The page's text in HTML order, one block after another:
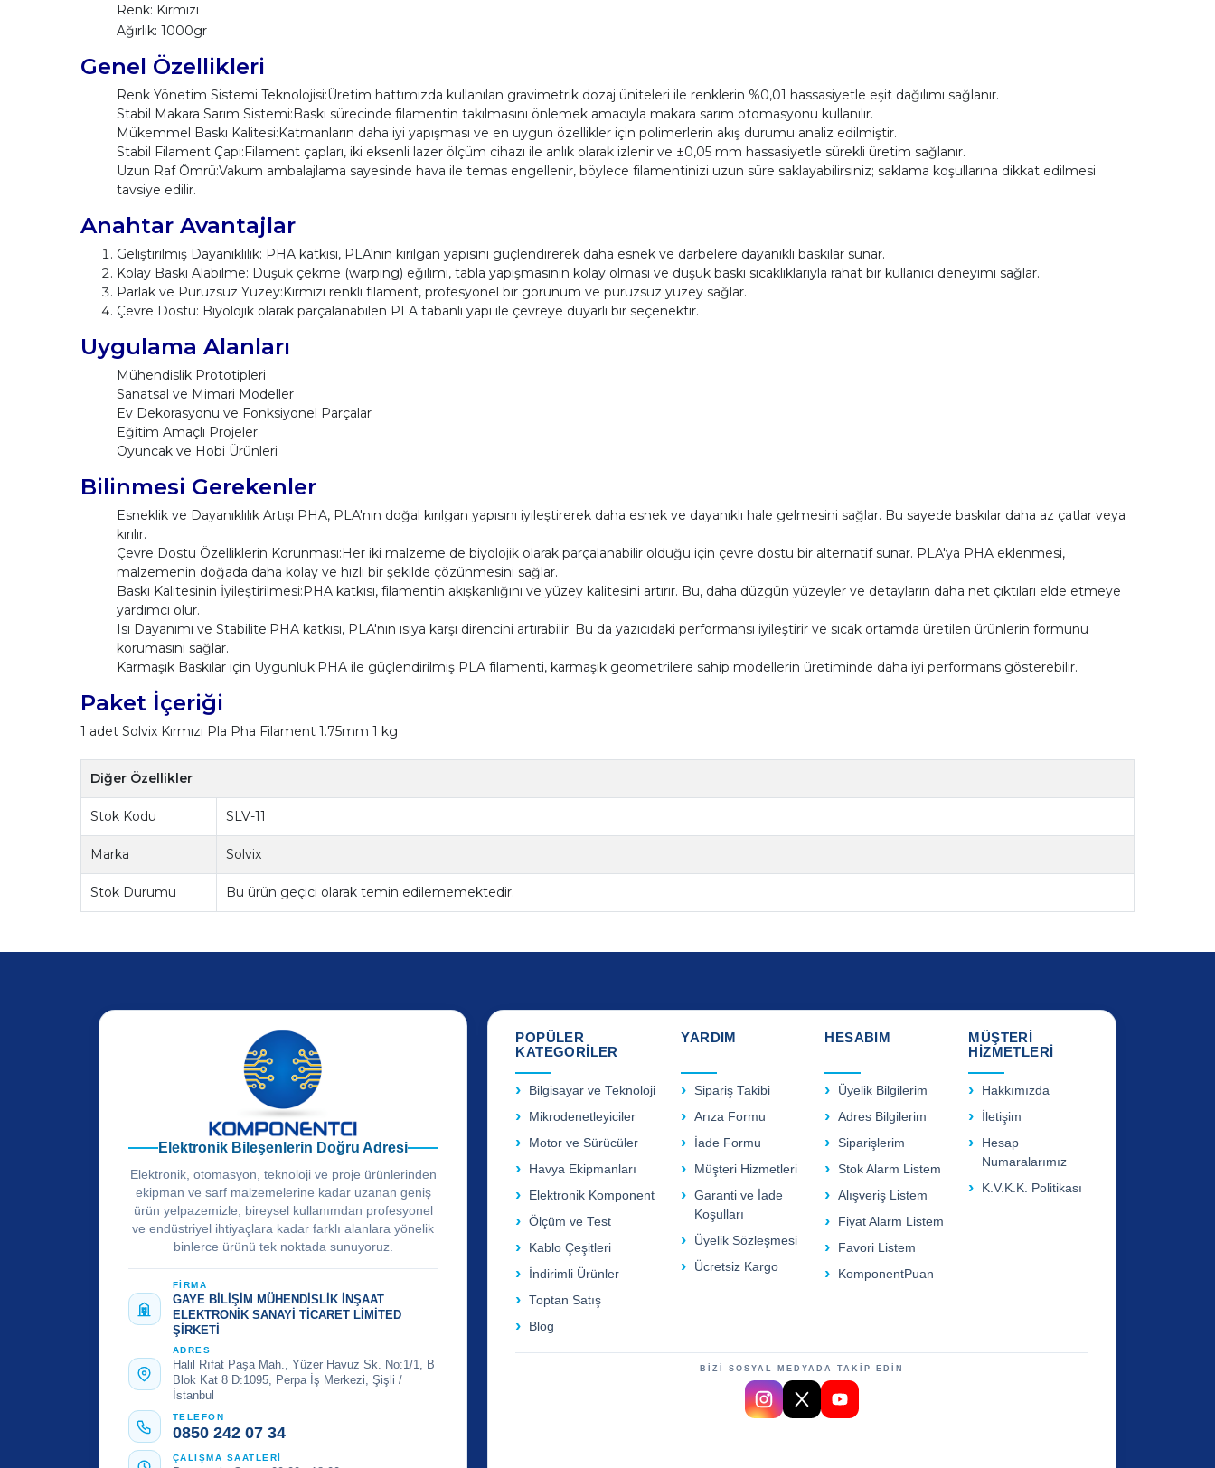
Renk: Kırmızı
Ağırlık: 1000gr
Genel Özellikleri
Renk Yönetim Sistemi Teknolojisi:Üretim hattımızda kullanılan gravimetrik dozaj üniteleri ile renklerin %0,01 hassasiyetle eşit dağılımı sağlanır.
Stabil Makara Sarım Sistemi:Baskı sürecinde filamentin takılmasını önlemek amacıyla makara sarım otomasyonu kullanılır.
Mükemmel Baskı Kalitesi:Katmanların daha iyi yapışması ve en uygun özellikler için polimerlerin akış durumu analiz edilmiştir.
Stabil Filament Çapı:Filament çapları, iki eksenli lazer ölçüm cihazı ile anlık olarak izlenir ve ±0,05 mm hassasiyetle sürekli üretim sağlanır.
Uzun Raf Ömrü:Vakum ambalajlama sayesinde hava ile temas engellenir, böylece filamentinizi uzun süre saklayabilirsiniz; saklama koşullarına dikkat edilmesi
tavsiye edilir.
Anahtar Avantajlar
Geliştirilmiş Dayanıklılık: PHA katkısı, PLA'nın kırılgan yapısını güçlendirerek daha esnek ve darbelere dayanıklı baskılar sunar.
Kolay Baskı Alabilme: Düşük çekme (warping) eğilimi, tabla yapışmasının kolay olması ve düşük baskı sıcaklıklarıyla rahat bir kullanıcı deneyimi sağlar.
Parlak ve Pürüzsüz Yüzey:Kırmızı renkli filament, profesyonel bir görünüm ve pürüzsüz yüzey sağlar.
Çevre Dostu: Biyolojik olarak parçalanabilen PLA tabanlı yapı ile çevreye duyarlı bir seçenektir.
Uygulama Alanları
Mühendislik Prototipleri
Sanatsal ve Mimari Modeller
Ev Dekorasyonu ve Fonksiyonel Parçalar
Eğitim Amaçlı Projeler
Oyuncak ve Hobi Ürünleri
Bilinmesi Gerekenler
Esneklik ve Dayanıklılık Artışı PHA, PLA'nın doğal kırılgan yapısını iyileştirerek daha esnek ve dayanıklı hale gelmesini sağlar. Bu sayede baskılar daha az çatlar veya
kırılır.
Çevre Dostu Özelliklerin Korunması:Her iki malzeme de biyolojik olarak parçalanabilir olduğu için çevre dostu bir alternatif sunar. PLA'ya PHA eklenmesi,
malzemenin doğada daha kolay ve hızlı bir şekilde çözünmesini sağlar.
Baskı Kalitesinin İyileştirilmesi:PHA katkısı, filamentin akışkanlığını ve yüzey kalitesini artırır. Bu, daha düzgün yüzeyler ve detayların daha net çıktıları elde etmeye
yardımcı olur.
Isı Dayanımı ve Stabilite:PHA katkısı, PLA'nın ısıya karşı direncini artırabilir. Bu da yazıcıdaki performansı iyileştirir ve sıcak ortamda üretilen ürünlerin formunu
korumasını sağlar.
Karmaşık Baskılar için Uygunluk:PHA ile güçlendirilmiş PLA filamenti, karmaşık geometrilere sahip modellerin üretiminde daha iyi performans gösterebilir.
Paket İçeriği
1 adet Solvix Kırmızı Pla Pha Filament 1.75mm 1 kg
Diğer Özellikler
Stok Kodu SLV-11
Marka Solvix
Stok Durumu Bu ürün geçici olarak temin edilememektedir.
Elektronik Bileşenlerin Doğru Adresi
Elektronik, otomasyon, teknoloji ve proje ürünlerinden
ekipman ve sarf malzemelerine kadar uzanan geniş
ürün yelpazemizle; bireysel kullanımdan profesyonel
ve endüstriyel ihtiyaçlara kadar farklı alanlara yönelik
binlerce ürünü tek noktada sunuyoruz.
FİRMA
GAYE BİLİŞİM MÜHENDİSLİK İNŞAAT
ELEKTRONİK SANAYİ TİCARET LİMİTED
ŞİRKETİ
ADRES
Halil Rıfat Paşa Mah., Yüzer Havuz Sk. No:1/1, B
Blok Kat 8 D:1095, Perpa İş Merkezi, Şişli /
İstanbul
TELEFON
0850 242 07 34
ÇALIŞMA SAATLERİ
POPÜLER
KATEGORİLER
Bilgisayar ve Teknoloji
Mikrodenetleyiciler
Motor ve Sürücüler
Havya Ekipmanları
Elektronik Komponent
Ölçüm ve Test
Kablo Çeşitleri
İndirimli Ürünler
Toptan Satış
Blog
YARDIM
Sipariş Takibi
Arıza Formu
İade Formu
Müşteri Hizmetleri
Garanti ve İade
Koşulları
Üyelik Sözleşmesi
Ücretsiz Kargo
HESABIM
Üyelik Bilgilerim
Adres Bilgilerim
Siparişlerim
Stok Alarm Listem
Alışveriş Listem
Fiyat Alarm Listem
Favori Listem
KomponentPuan
MÜŞTERİ
HİZMETLERİ
Hakkımızda
İletişim
Hesap
Numaralarımız
K.V.K.K. Politikası
BİZİ SOSYAL MEDYADA TAKİP EDİN